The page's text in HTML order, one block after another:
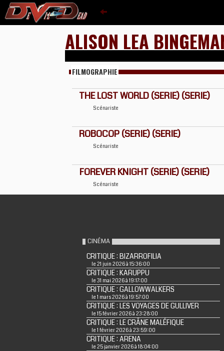
ALISON LEA
FILMOGRAPHIE
THE LOST WORLD (SERIE) (SERIE)
Scénariste
ROBOCOP (SERIE) (SERIE)
Scénariste
FOREVER KNIGHT (SERIE) (SERIE)
Scénariste
CINÉMA
CRITIQUE : BIZARROFILIA
le 21 juin 2026 à 15:36:00
CRITIQUE : KARUPPU
le 31 mai 2026 à 19:17:00
CRITIQUE : GALLOWWALKERS
le 1 mars 2026 à 19:57:00
CRITIQUE : LES VOYAGES DE GULLIVER
le 15 février 2026 à 23:28:00
CRITIQUE : LE CRÂNE MALÉFIQUE
le 1 février 2026 à 23:59:00
CRITIQUE : ARENA
le 25 janvier 2026 à 18:04:00